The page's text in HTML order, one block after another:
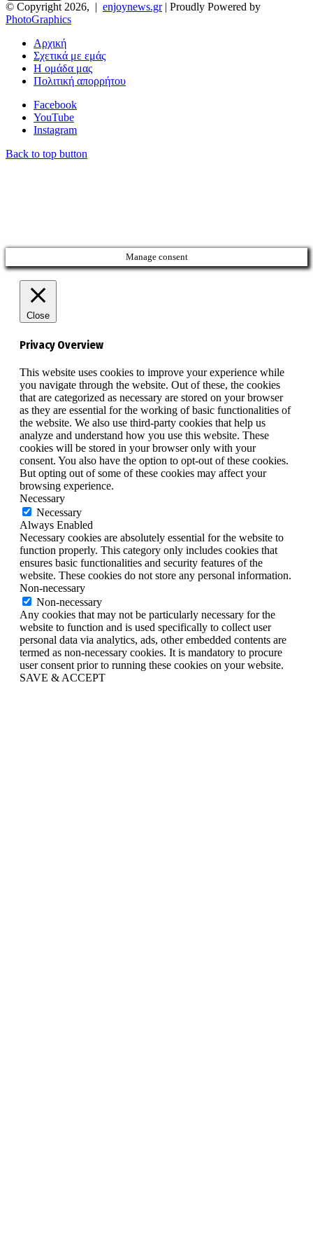
© Copyright 2026, | enjoynews.gr| Proudly Powered by
PhotoGraphics
Αρχική
Σχετικά με εμάς
Η ομάδα μας
Πολιτική απορρήτου
Facebook
YouTube
Instagram
Back to top button
Manage consent
Close
Privacy Overview
This website uses cookies to improve your experience while
you navigate through the website. Out of these, the cookies
that are categorized as necessary are stored on your browser
as they are essential for the working of basic functionalities of
the website. We also use third-party cookies that help us
analyze and understand how you use this website. These
cookies will be stored in your browser only with your
consent. You also have the option to opt-out of these cookies.
But opting out of some of these cookies may affect your
browsing experience.
Necessary
Necessary
Always Enabled
Necessary cookies are absolutely essential for the website to
function properly. This category only includes cookies that
ensures basic functionalities and security features of the
website. These cookies do not store any personal information.
Non-necessary
Non-necessary
Any cookies that may not be particularly necessary for the
website to function and is used specifically to collect user
personal data via analytics, ads, other embedded contents are
termed as non-necessary cookies. It is mandatory to procure
user consent prior to running these cookies on your website.
SAVE & ACCEPT